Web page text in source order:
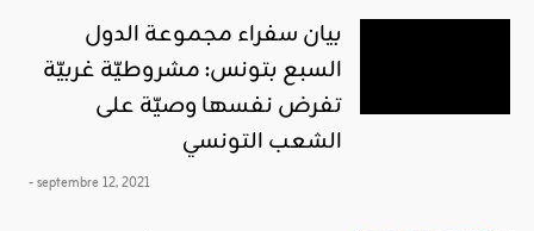
بيان سفراء مجموعة الدول
السبع بتونس: مشروطيّة غربيّة
تفرض نفسها وصيّة على
الشعب التونسي
- septembre 12, 2021